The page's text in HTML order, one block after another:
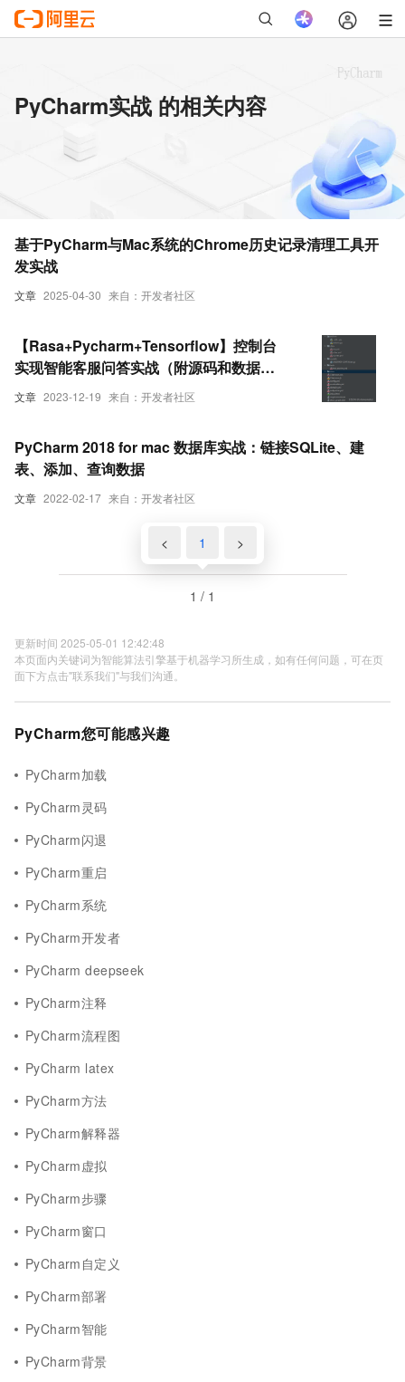
PyCharm实战 的相关内容
文章 2025-04-30 来自：开发者社区
基于PyCharm与Mac系统的Chrome历史记录清理工具开
发实战
文章 2023-12-19 来自：开发者社区
【Rasa+Pycharm+Tensorflow】控制台
实现智能客服问答实战（附源码和数据集
超详细）
文章 2022-02-17 来自：开发者社区
PyCharm 2018 for mac 数据库实战：链接SQLite、建
表、添加、查询数据
< 1 >
1 / 1
更新时间 2025-05-01 12:42:48
本页面内关键词为智能算法引擎基于机器学习所生成，如有任何问题，可在页
面下方点击"联系我们"与我们沟通。
PyCharm您可能感兴趣
PyCharm加载
PyCharm灵码
PyCharm闪退
PyCharm重启
PyCharm系统
PyCharm开发者
PyCharm deepseek
PyCharm注释
PyCharm流程图
PyCharm latex
PyCharm方法
PyCharm解释器
PyCharm虚拟
PyCharm步骤
PyCharm窗口
PyCharm自定义
PyCharm部署
PyCharm智能
PyCharm背景